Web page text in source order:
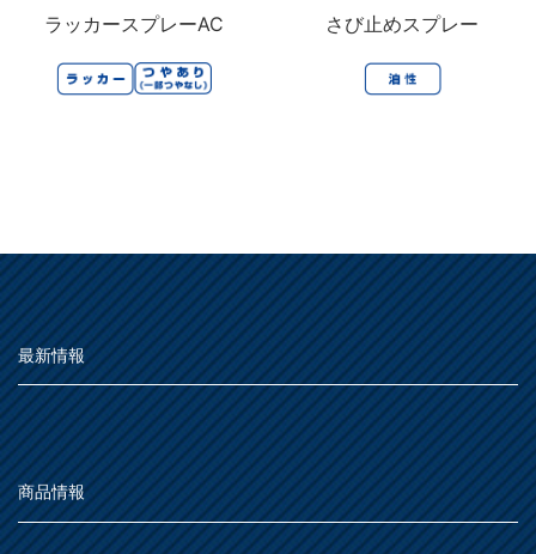
ラッカースプレーAC さび止めスプレー
最新情報
商品情報